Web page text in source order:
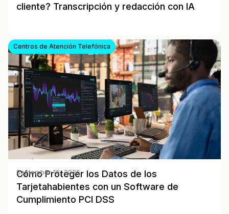
cliente? Transcripción y redacción con IA
Centros de Atención Telefónica
Cómo Proteger los Datos de los
Tarjetahabientes con un Software de
Cumplimiento PCI DSS
September 16, 2025